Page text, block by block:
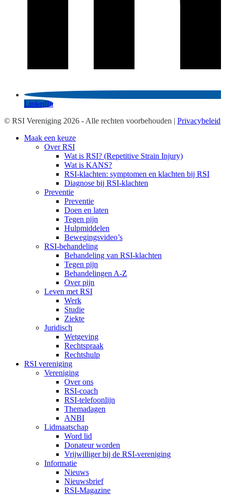
LinkedIn
© RSI Vereniging 2026 - Alle rechten voorbehouden | Privacybeleid
Maak een keuze
Over RSI
Wat is RSI? (Repetitive Strain Injury)
Wat is KANS?
RSI-klachten: symptomen en klachten bij RSI
Diagnose bij RSI-klachten
Preventie
Preventie
Doen en laten
Tegen pijn
Hulpmiddelen
Bewegingsvideo’s
RSI-behandeling
Behandeling van RSI-klachten
Tegen pijn
Behandelingen A-Z
Over pijn
Leven met RSI
Werk
Studie
Ziekte
Juridisch
Wetgeving
Rechtspraak
Rechtshulp
RSI vereniging
Vereniging
Over ons
RSI-coach
RSI-telefoonlijn
Themadagen
ANBI
Lidmaatschap
Word lid
Donateur worden
Vrijwilliger bij de RSI-vereniging
Informatie
Nieuws
Nieuwsbrief
RSI-Magazine